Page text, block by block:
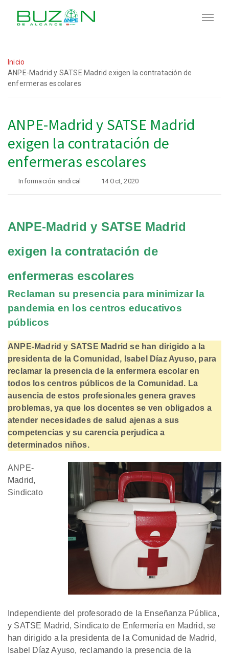
Inicio
ANPE-Madrid y SATSE Madrid exigen la contratación de
enfermeras escolares
ANPE-Madrid y SATSE Madrid
exigen la contratación de
enfermeras escolares
Información sindical 14 Oct, 2020
ANPE-Madrid y SATSE Madrid
exigen la contratación de
enfermeras escolares
Reclaman su presencia para minimizar la
pandemia en los centros educativos
públicos
ANPE-Madrid y SATSE Madrid se han dirigido a la
presidenta de la Comunidad, Isabel Díaz Ayuso, para
reclamar la presencia de la enfermera escolar en
todos los centros públicos de la Comunidad. La
ausencia de estos profesionales genera graves
problemas, ya que los docentes se ven obligados a
atender necesidades de salud ajenas a sus
competencias y su carencia perjudica a
determinados niños.
ANPE-
Madrid,
Sindicato
Independiente del profesorado de la Enseñanza Pública,
y SATSE Madrid, Sindicato de Enfermería en Madrid, se
han dirigido a la presidenta de la Comunidad de Madrid,
Isabel Díaz Ayuso, reclamando la presencia de la